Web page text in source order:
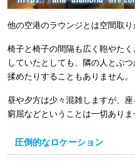
他の空港のラウンジとは空間取り
椅子と椅子の間隔も広く鞄やた
していたとしても、隣の人とぶ
揉めたりすることもありません。
昼や夕方は少々混雑しますが、
窮屈などということは一切ありま
圧倒的なロケーション